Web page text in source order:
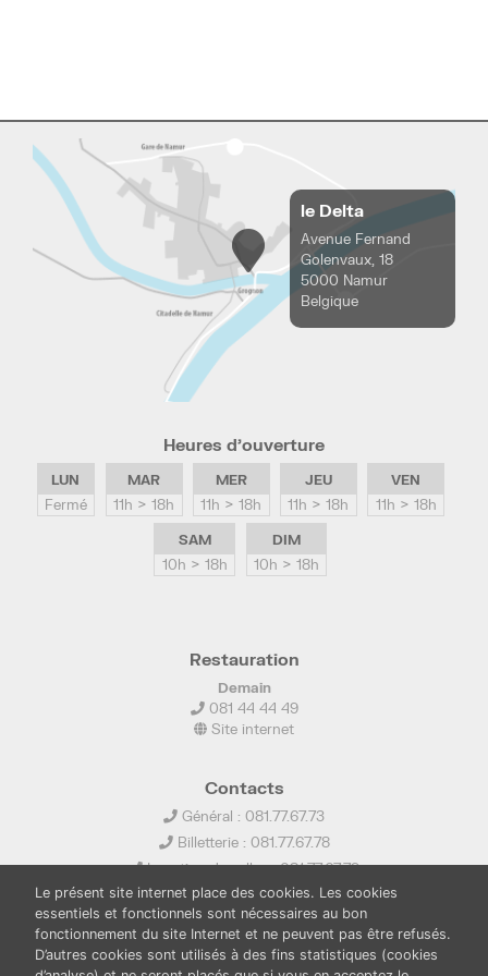
le Delta
Avenue Fernand
Golenvaux, 18
5000 Namur
Belgique
Heures d’ouverture
LUN
Fermé
MAR
11h > 18h
MER
11h > 18h
JEU
11h > 18h
VEN
11h > 18h
SAM
10h > 18h
DIM
10h > 18h
Restauration
Demain
081 44 44 49
Site internet
Contacts
Général : 081.77.67.73
Billetterie : 081.77.67.78
Location de salles : 081.77.67.79
info@ledelta.be
Le présent site internet place des cookies. Les cookies
essentiels et fonctionnels sont nécessaires au bon
fonctionnement du site Internet et ne peuvent pas être refusés.
D’autres cookies sont utilisés à des fins statistiques (cookies